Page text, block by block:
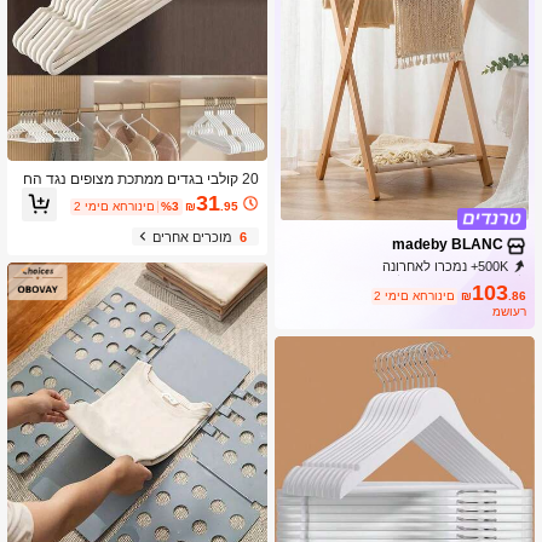
madeby BLANC
500K+ נמכרו לאחרונה
₪103.86
2 ימים אחרונים
משוער
20 קולבי בגדים ממתכת מצופים נגד הח
לקה, סגנון נורדי למבוגרים
₪31.95
%3 2 ימים אחרונים
6מוכרים אחרים